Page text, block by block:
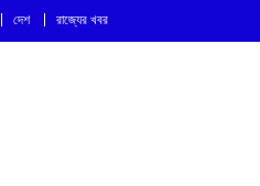
দেশ রাজ্যের খবর